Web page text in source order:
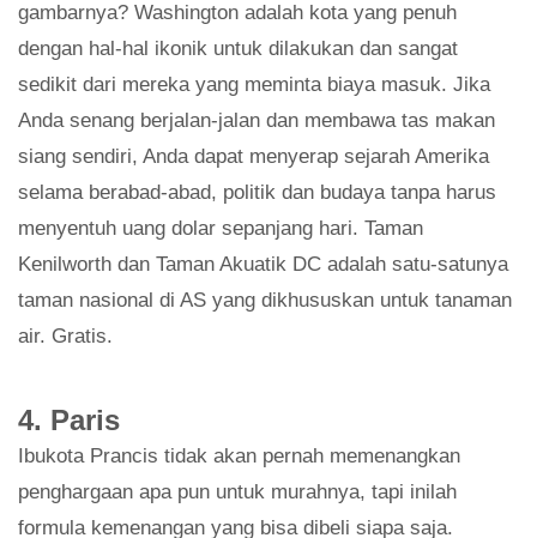
gambarnya? Washington adalah kota yang penuh
dengan hal-hal ikonik untuk dilakukan dan sangat
sedikit dari mereka yang meminta biaya masuk. Jika
Anda senang berjalan-jalan dan membawa tas makan
siang sendiri, Anda dapat menyerap sejarah Amerika
selama berabad-abad, politik dan budaya tanpa harus
menyentuh uang dolar sepanjang hari. Taman
Kenilworth dan Taman Akuatik DC adalah satu-satunya
taman nasional di AS yang dikhususkan untuk tanaman
air. Gratis.
4. Paris
Ibukota Prancis tidak akan pernah memenangkan
penghargaan apa pun untuk murahnya, tapi inilah
formula kemenangan yang bisa dibeli siapa saja.